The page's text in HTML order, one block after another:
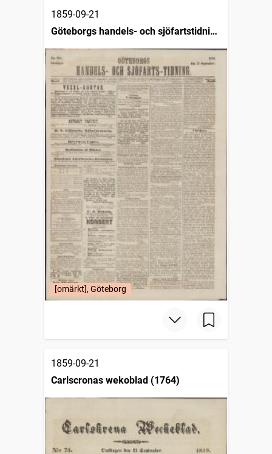
1859-09-21
Göteborgs handels- och sjöfartstidning
(1832)
[omärkt], Göteborg
1859-09-21
Carlscronas wekoblad (1764)